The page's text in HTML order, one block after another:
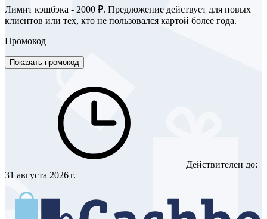
Лимит кэшбэка - 2000 ₽. Предложение действует для новых
клиентов или тех, кто не пользовался картой более года.
Промокод
Показать промокод
Действителен до:
31 августа 2026 г.